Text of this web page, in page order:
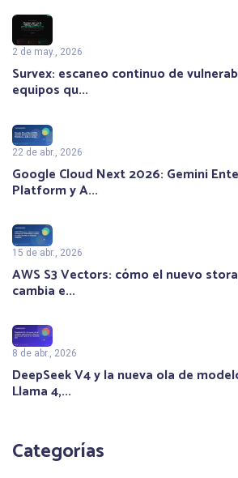
2 de may., 2026
Survex: escaneo continuo de
equipos qu...
22 de abr., 2026
Google Cloud Next 2026: Gemini
Platform y A...
15 de abr., 2026
AWS S3 Vectors: cómo el nuevo
cambia e...
8 de abr., 2026
DeepSeek V4 y la nueva ola de
Llama 4,...
Categorías